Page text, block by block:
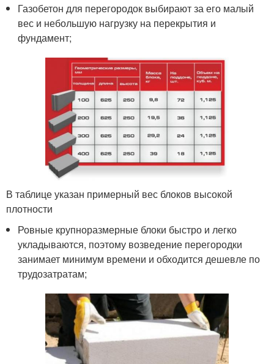
Газобетон для перегородок выбирают за его малый
вес и небольшую нагрузку на перекрытия и
фундамент;
В таблице указан примерный вес блоков высокой
плотности
Ровные крупноразмерные блоки быстро и легко
укладываются, поэтому возведение перегородки
занимает минимум времени и обходится дешевле по
трудозатратам;